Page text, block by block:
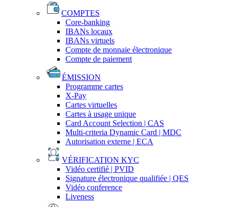
COMPTES
Core-banking
IBANs locaux
IBANs virtuels
Compte de monnaie électronique
Compte de paiement
ÉMISSION
Programme cartes
X-Pay
Cartes virtuelles
Cartes à usage unique
Card Account Selection | CAS
Multi-criteria Dynamic Card | MDC
Autorisation externe | ECA
VÉRIFICATION KYC
Vidéo certifié | PVID
Signature électronique qualifiée | QES
Vidéo conference
Liveness